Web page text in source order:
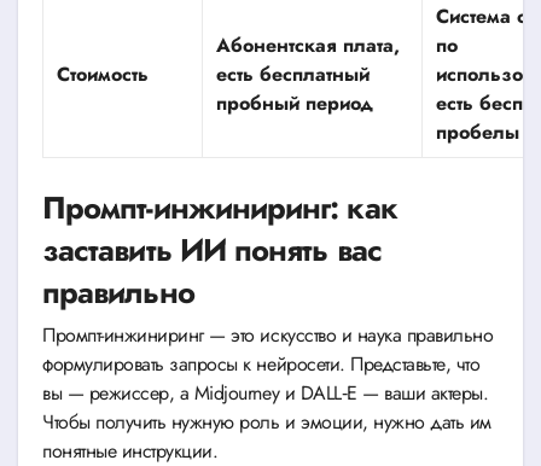
Стоимость
Абонентская плата,
есть бесплатный
пробный период
Система
по
есть
пробелы
Промпт-инжиниринг: как
заставить ИИ понять вас
правильно
Промпт-инжиниринг — это искусство и наука правильно
формулировать запросы к нейросети. Представьте, что
вы — режиссер, а Midjourney и DALL‑E — ваши актеры.
Чтобы получить нужную роль и эмоции, нужно дать им
понятные инструкции.